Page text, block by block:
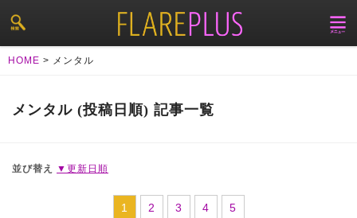
HOME > メンタル
メンタル (投稿日順) 記事一覧
並び替え ▼更新日順
1 2 3 4 5